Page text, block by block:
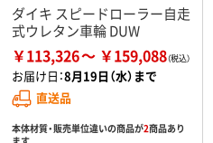
ダイキ スピードローラー自走
式ウレタン車輪 DUW
￥113,326 ￥159,088
お届け日：8月19日（水）まで
直送品
本体材質・販売単位違いの商品が2商品あり